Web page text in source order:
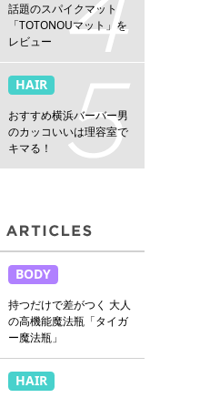
話題のスパイクマット
「TOTONOUマット」を
レビュー
HAIR
おすすめ横浜バーバー男
のカッコいいは理容室で
キマる！
BODY
持つだけで差がつく 大人
の高機能魔法瓶「タイガ
ー魔法瓶」
HAIR